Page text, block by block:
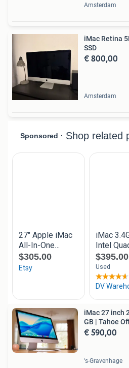
Amsterdam
iMac Retina
SSD
€ 800,00
Amsterdam
iMac 27 inch
GB | Tahoe
€ 590,00
's-Gravenhage